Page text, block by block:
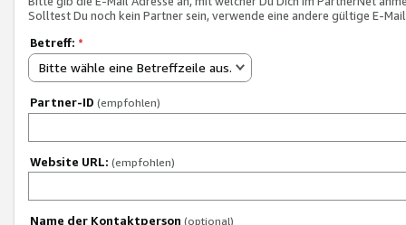
Solltest Du noch kein Partner sein, verwende eine andere gültige E-
Betreff: *
Bitte wähle eine Betreffzeile aus.
Partner-ID (empfohlen)
Website URL: (empfohlen)
Name der Kontaktperson (optional)